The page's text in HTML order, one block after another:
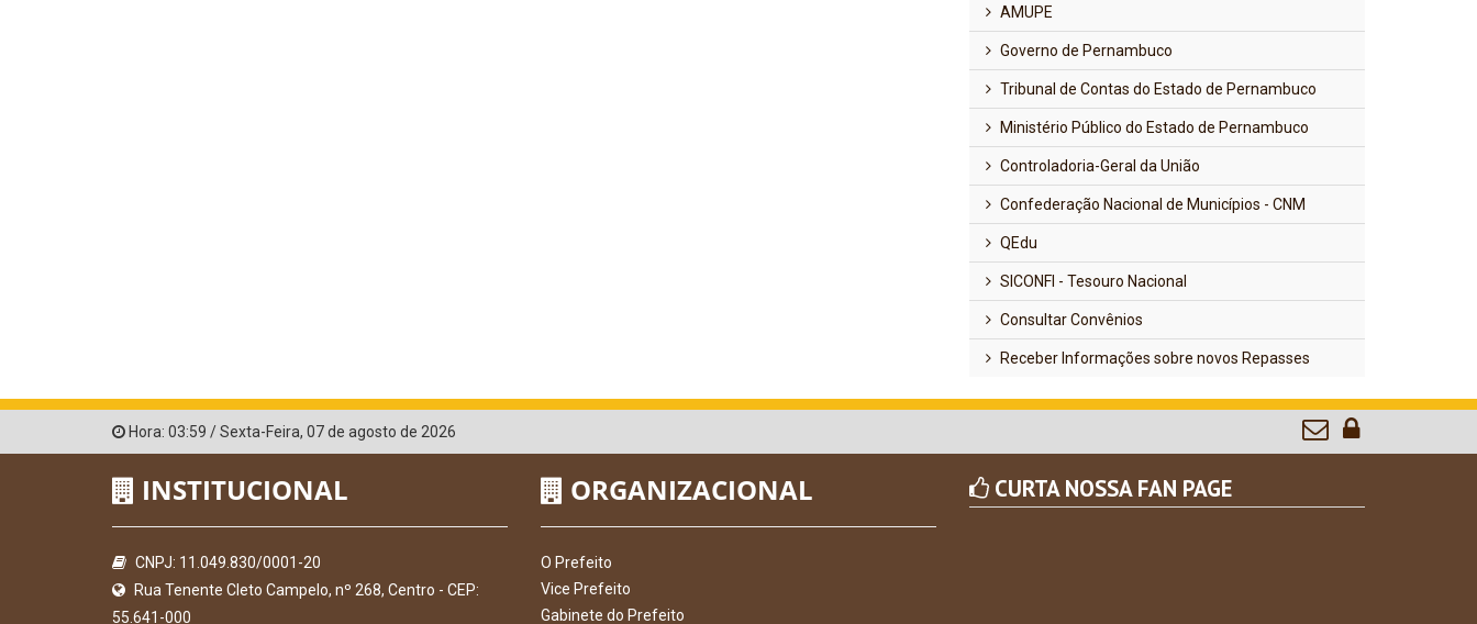
AMUPE
Governo de Pernambuco
Tribunal de Contas do Estado de Pernambuco
Ministério Público do Estado de Pernambuco
Controladoria-Geral da União
Confederação Nacional de Municípios - CNM
QEdu
SICONFI - Tesouro Nacional
Consultar Convênios
Receber Informações sobre novos Repasses
Hora: 03:59 /Sexta-Feira, 07 de agosto de 2026
INSTITUCIONAL
CNPJ: 11.049.830/0001-20
Rua Tenente Cleto Campelo, nº 268, Centro - CEP:
55.641-000
ORGANIZACIONAL
O Prefeito
Vice Prefeito
Gabinete do Prefeito
CURTA NOSSA FAN PAGE